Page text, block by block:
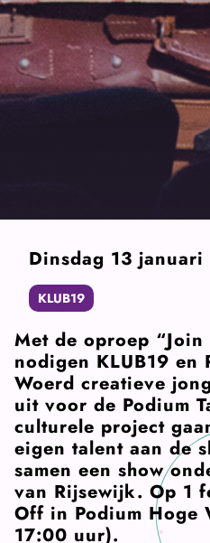
Met de oproep “Join
nodigen KLUB19 en
Woerd creatieve
uit voor de Podium
culturele project
eigen talent aan de
samen een show
van Rijsewijk. Op 1
Off in Podium Hoge
17:00 uur).
Dinsdag 13 januari
KLUB19